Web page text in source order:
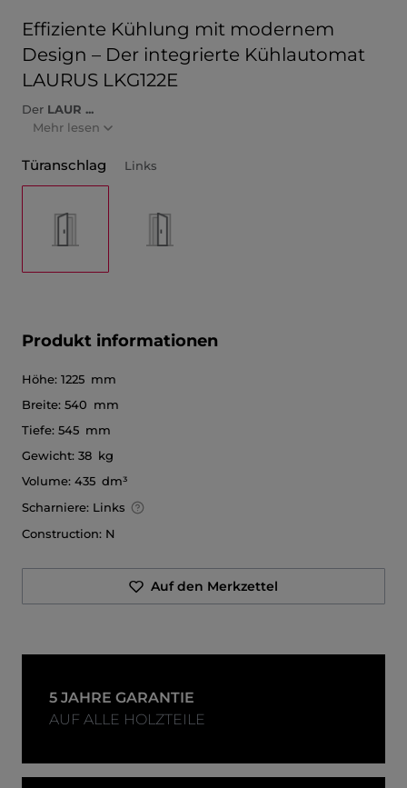
Effiziente Kühlung mit modernem
Design – Der integrierte Kühlautomat
LAURUS LKG122E
Der LAUR ...
Mehr lesen
Türanschlag Links
Produkt informationen
Höhe: 1225 mm
Breite: 540 mm
Tiefe: 545 mm
Gewicht: 38 kg
Volume: 435 dm³
Scharniere: Links
Construction: N
Auf den Merkzettel
5 JAHRE GARANTIE
AUF ALLE HOLZTEILE